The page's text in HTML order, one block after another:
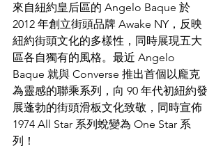
來自紐約皇后區的 Angelo Baque 於
2012 年創立街頭品牌 Awake NY，反映
紐約街頭文化的多樣性，同時展現五大
區各自獨有的風格。最近 Angelo
Baque 就與 Converse 推出首個以龐克
為靈感的聯乘系列，向 90 年代初紐約發
展蓬勃的街頭滑板文化致敬，同時宣佈
1974 All Star 系列蛻變為 One Star 系
列！